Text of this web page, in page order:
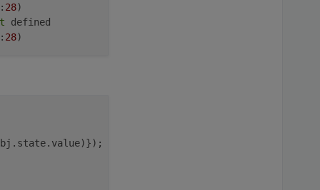
: 28
: 28
state. value)});